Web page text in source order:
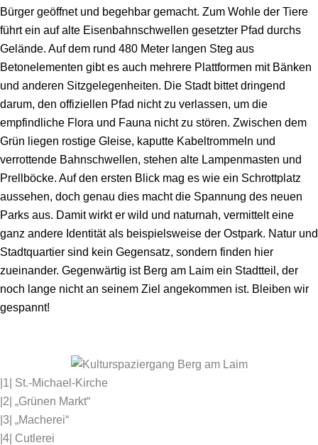
Bürger geöffnet und begehbar gemacht. Zum Wohle der Tiere
führt ein auf alte Eisenbahnschwellen gesetzter Pfad durchs
Gelände. Auf dem rund 480 Meter langen Steg aus
Betonelementen gibt es auch mehrere Plattformen mit Bänken
und anderen Sitzgelegenheiten. Die Stadt bittet dringend
darum, den offiziellen Pfad nicht zu verlassen, um die
empfindliche Flora und Fauna nicht zu stören. Zwischen dem
Grün liegen rostige Gleise, kaputte Kabel­trommeln und
verrottende Bahnschwellen, stehen alte Lampenmasten und
Prellböcke. Auf den ers­ten Blick mag es wie ein Schrottplatz
aussehen, doch genau dies macht die Spannung des neuen
Parks aus. Damit wirkt er wild und naturnah, vermittelt eine
ganz andere Identität als beispielsweise der Ostpark. Natur und
Stadtquartier sind kein Gegensatz, sondern finden hier
zueinander. Gegenwärtig ist Berg am Laim ein Stadtteil, der
noch lange nicht an seinem Ziel angekommen ist. Bleiben wir
gespannt!
|1| St.-Michael-Kirche
|2| „Grünen Markt“
|3| „Macherei“
|4| Cutlerei